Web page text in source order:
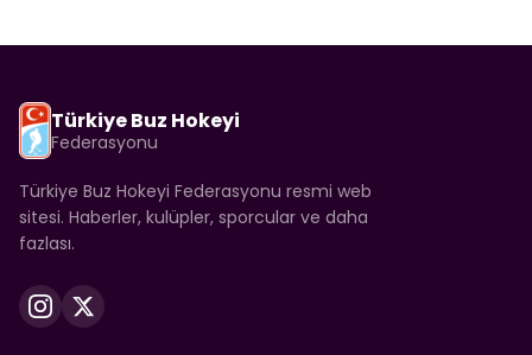
Türkiye Buz Hokeyi
Federasyonu
Türkiye Buz Hokeyi Federasyonu resmi web
sitesi. Haberler, kulüpler, sporcular ve daha
fazlası.